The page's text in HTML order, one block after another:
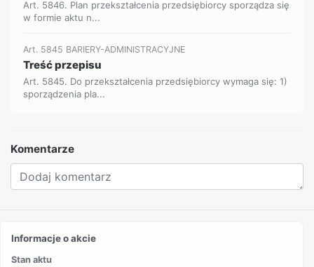
Art. 5846. Plan przekształcenia przedsiębiorcy sporządza się
w formie aktu n...
Art. 5845 BARIERY-ADMINISTRACYJNE
Treść przepisu
Art. 5845. Do przekształcenia przedsiębiorcy wymaga się: 1)
sporządzenia pla...
Komentarze
Informacje o akcie
Stan aktu